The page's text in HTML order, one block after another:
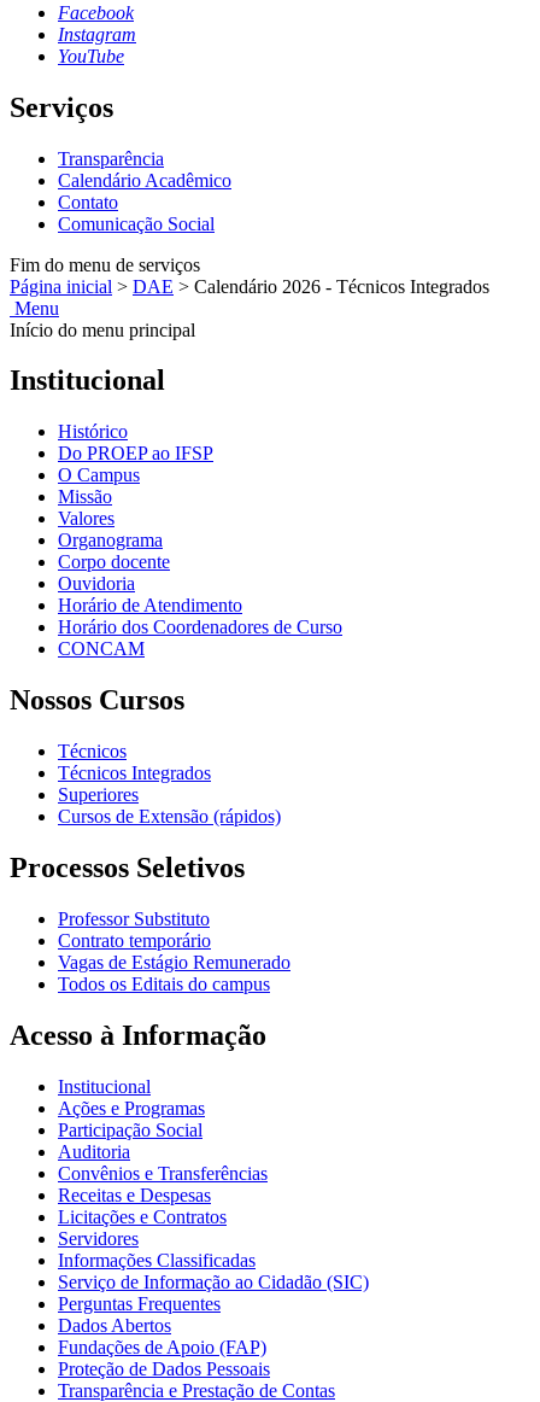
Facebook
Instagram
YouTube
Serviços
Transparência
Calendário Acadêmico
Contato
Comunicação Social
Fim do menu de serviços
Página inicial > DAE > Calendário 2026 - Técnicos Integrados
Menu
Início do menu principal
Institucional
Histórico
Do PROEP ao IFSP
O Campus
Missão
Valores
Organograma
Corpo docente
Ouvidoria
Horário de Atendimento
Horário dos Coordenadores de Curso
CONCAM
Nossos Cursos
Técnicos
Técnicos Integrados
Superiores
Cursos de Extensão (rápidos)
Processos Seletivos
Professor Substituto
Contrato temporário
Vagas de Estágio Remunerado
Todos os Editais do campus
Acesso à Informação
Institucional
Ações e Programas
Participação Social
Auditoria
Convênios e Transferências
Receitas e Despesas
Licitações e Contratos
Servidores
Informações Classificadas
Serviço de Informação ao Cidadão (SIC)
Perguntas Frequentes
Dados Abertos
Fundações de Apoio (FAP)
Proteção de Dados Pessoais
Transparência e Prestação de Contas